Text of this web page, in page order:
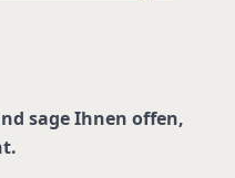
sage Ihnen offen,